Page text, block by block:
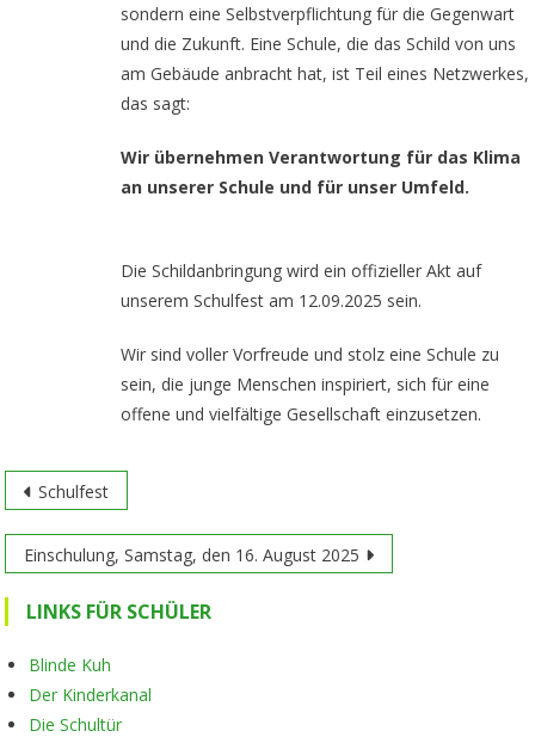
sondern eine Selbstverpflichtung für die Gegenwart
und die Zukunft. Eine Schule, die das Schild von uns
am Gebäude anbracht hat, ist Teil eines Netzwerkes,
das sagt:
Wir übernehmen Verantwortung für das Klima
an unserer Schule und für unser Umfeld.
Die Schildanbringung wird ein offizieller Akt auf
unserem Schulfest am 12.09.2025 sein.
Wir sind voller Vorfreude und stolz eine Schule zu
sein, die junge Menschen inspiriert, sich für eine
offene und vielfältige Gesellschaft einzusetzen.
Post
navigation
Schulfest
Einschulung, Samstag, den 16. August 2025
LINKS FÜR SCHÜLER
Blinde Kuh
Der Kinderkanal
Die Schultür